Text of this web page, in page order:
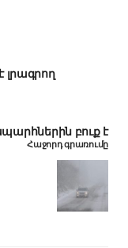
բուք է
Հաջորդ գրառումը